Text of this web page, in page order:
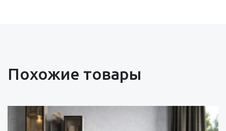
Похожие товары